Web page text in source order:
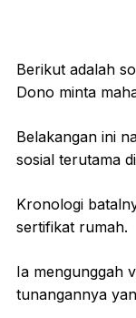
Berikut adalah
Dono minta
Belakangan ini
sosial terutama
Kronologi
sertifikat rumah.
Ia mengunggah
tunangannya